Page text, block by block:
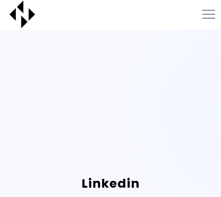
Linkedin